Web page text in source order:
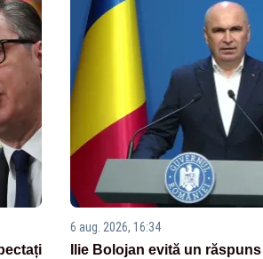
6 aug. 2026, 16:34
Ilie Bolojan evită un